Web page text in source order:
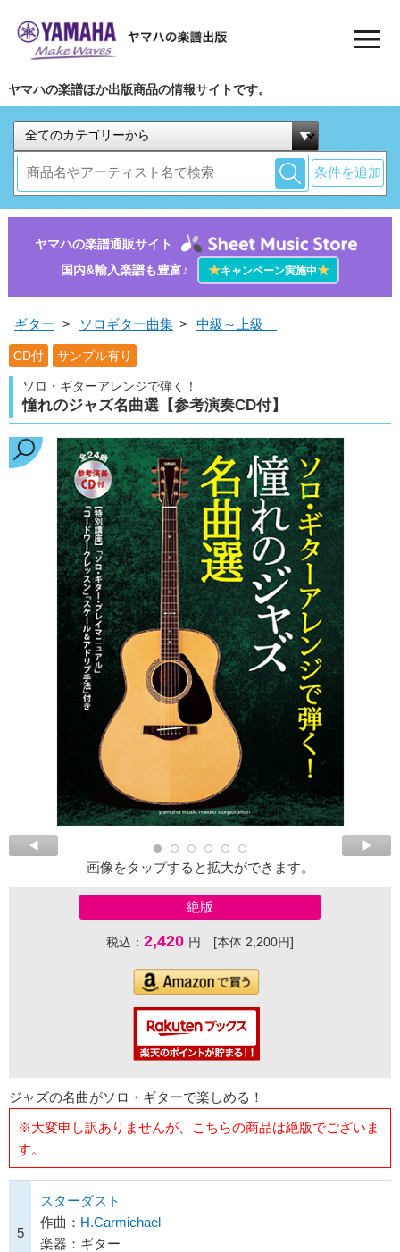
ヤマハの楽譜ほか出版商品の情報サイトです。
条件を追加
ヤマハの楽譜通販サイト
国内&輸入楽譜も豊富♪
★キャンペーン実施中★
ギター > ソロギター曲集 > 中級～上級
CD付 サンプル有り
ソロ・ギターアレンジで弾く！
憧れのジャズ名曲選【参考演奏CD付】
画像をタップすると拡大ができます。
絶版
税込： 2,420 円 [本体 2,200円]
ジャズの名曲がソロ・ギターで楽しめる！
※大変申し訳ありませんが、こちらの商品は絶版でございま
す。
5
スターダスト
作曲： H.Carmichael
楽器：ギター